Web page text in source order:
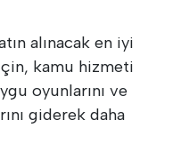
alınacak en iyi
kamu hizmeti
oyunlarını ve
giderek daha